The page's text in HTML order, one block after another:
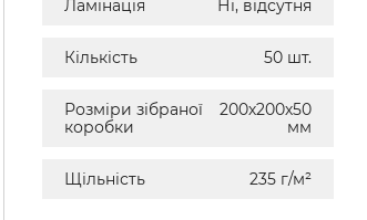
Ламінація Ні, відсутня
Кількість 50 шт.
Розміри зібраної
коробки
200х200х50
мм
Щільність 235 г/м²